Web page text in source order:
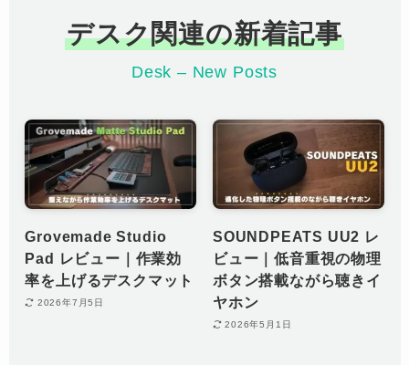
デスク関連の新着記事
Desk – New Posts
Grovemade Studio
Pad レビュー｜作業効
率を上げるデスクマット
2026年7月5日
SOUNDPEATS UU2 レ
ビュー｜低音重視の物理
ボタン搭載ながら聴きイ
ヤホン
2026年5月1日